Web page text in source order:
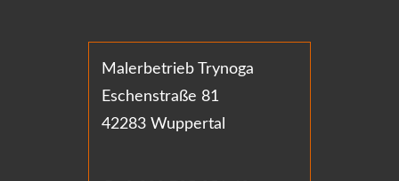
Malerbetrieb Trynoga
Eschenstraße 81
42283 Wuppertal